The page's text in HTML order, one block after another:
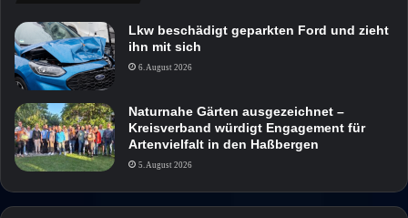
Lkw beschädigt geparkten Ford und zieht
ihn mit sich
6. August 2026
Naturnahe Gärten ausgezeichnet –
Kreisverband würdigt Engagement für
Artenvielfalt in den Haßbergen
5. August 2026